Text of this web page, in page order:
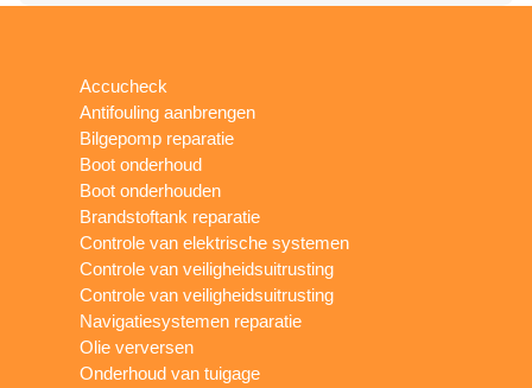
Accucheck
Antifouling aanbrengen
Bilgepomp reparatie
Boot onderhoud
Boot onderhouden
Brandstoftank reparatie
Controle van elektrische systemen
Controle van veiligheidsuitrusting
Controle van veiligheidsuitrusting
Navigatiesystemen reparatie
Olie verversen
Onderhoud van tuigage